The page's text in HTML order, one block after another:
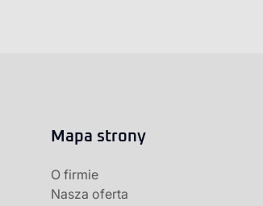
Mapa strony
O firmie
Nasza oferta